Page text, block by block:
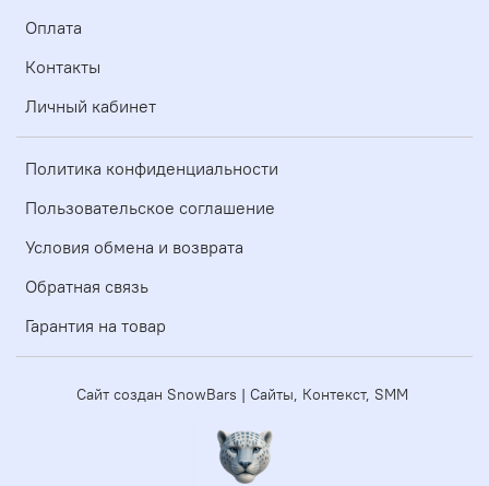
Оплата
Контакты
Личный кабинет
Политика конфиденциальности
Пользовательское соглашение
Условия обмена и возврата
Обратная связь
Гарантия на товар
Сайт создан SnowBars | Сайты, Контекст, SMM